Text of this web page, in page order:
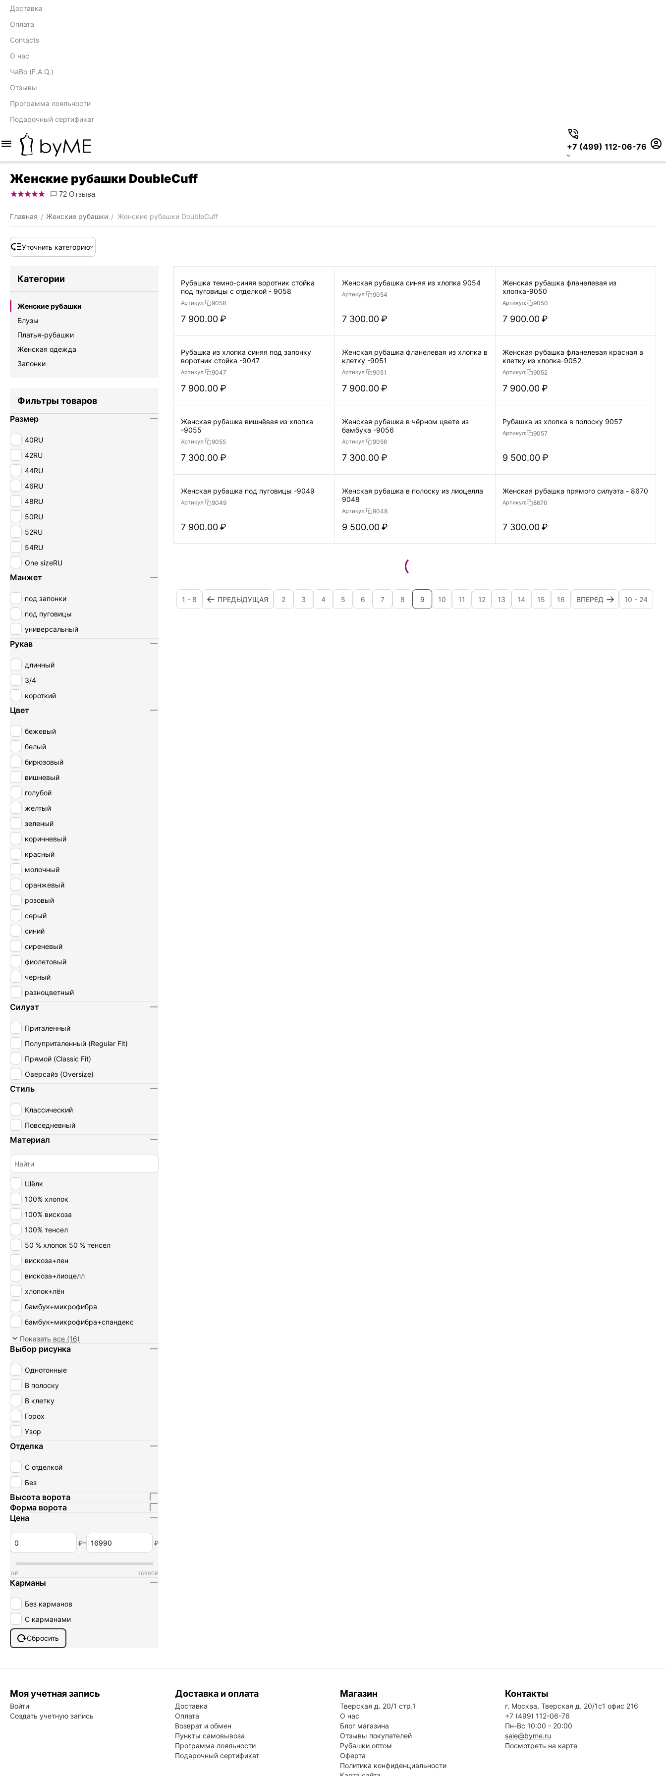
Доставка
Оплата
Contacts
О нас
ЧаВо (F.A.Q.)
Отзывы
Программа лояльности
Подарочный сертификат
+7 (499) 112-06-76
Женские рубашки DoubleCuff
72 Отзыва
Главная / Женские рубашки / Женские рубашки DoubleCuff
Уточнить категорию
Рубашка темно-синяя воротник стойка
под пуговицы с отделкой - 9058
Артикул: 9058
7 900.00₽
Женская рубашка синяя из хлопка 9054
Артикул: 9054
7 300.00 ₽
Женская рубашка фланелевая из
хлопка-9050
Артикул: 9050
7 900.00 ₽
Рубашка из хлопка синяя под запонку
воротник стойка -9047
Артикул: 9047
7 900.00₽
Женская рубашка фланелевая из хлопка в
клетку -9051
Артикул: 9051
7 900.00 ₽
Женская рубашка фланелевая красная в
клетку из хлопка-9052
Артикул: 9052
7 900.00 ₽
Женская рубашка вишнёвая из хлопка
-9055
Артикул: 9055
7 300.00₽
Женская рубашка в чёрном цвете из
бамбука -9056
Артикул: 9056
7 300.00 ₽
Рубашка из хлопка в полоску 9057
Артикул: 9057
9 500.00 ₽
Женская рубашка под пуговицы -9049
Артикул: 9049
7 900.00₽
Женская рубашка в полоску из лиоцелла
9048
Артикул: 9048
9 500.00 ₽
Женская рубашка прямого силуэта - 8670
Артикул: 8670
7 300.00 ₽
1 - 8 ПРЕДЫДУЩАЯ 2 3 4 5 6 7 8 9 10 11 12 13 14 15 16 ВПЕРЕД 10 - 24
Категории
Женские рубашки
Блузы
Платья-рубашки
Женская одежда
Запонки
Фильтры товаров
Размер
40RU
42RU
44RU
46RU
48RU
50RU
52RU
54RU
One sizeRU
Манжет
под запонки
под пуговицы
универсальный
Рукав
длинный
3/4
короткий
Цвет
бежевый
белый
бирюзовый
вишневый
голубой
желтый
зеленый
коричневый
красный
молочный
оранжевый
розовый
серый
синий
сиреневый
фиолетовый
черный
разноцветный
Силуэт
Приталенный
Полуприталенный (Regular Fit)
Прямой (Classic Fit)
Оверсайз (Oversize)
Стиль
Классический
Повседневный
Материал
Шёлк
100% хлопок
100% вискоза
100% тенсел
50 % хлопок 50 % тенсел
вискоза+лен
вискоза+лиоцелл
хлопок+лён
бамбук+микрофибра
бамбук+микрофибра+спандекс
хлопок+эластан
хлопок+полиэстер
100% лён
вискоза+полиэстер
100% крапива
полиэстер+эластан
Показать все (16)
Выбор рисунка
Однотонные
В полоску
В клетку
Горох
Узор
Отделка
С отделкой
Без
Высота ворота
Форма ворота
Цена
₽– ₽
0₽ 16990₽
Карманы
Без карманов
С карманами
Сбросить
Моя учетная запись
Войти
Создать учетную запись
Доставка и оплата
Доставка
Оплата
Возврат и обмен
Пункты самовывоза
Программа лояльности
Подарочный сертификат
Магазин
Тверская д. 20/1 стр.1
О нас
Блог магазина
Отзывы покупателей
Рубашки оптом
Оферта
Политика конфиденциальности
Контакты
г. Москва, Тверская д. 20/1с1 офис 216
+7 (499) 112-06-76
Пн-Вс 10:00 - 20:00
sale@byme.ru
Посмотреть на карте